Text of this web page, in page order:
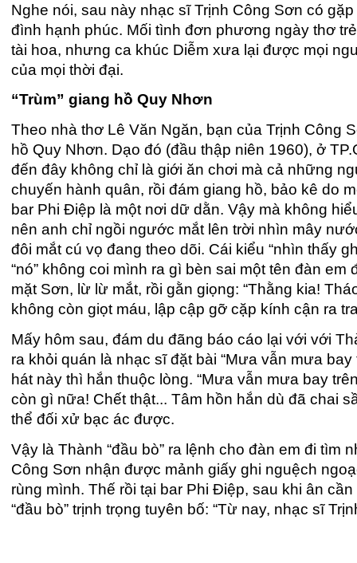
Nghe nói, sau này nhạc sĩ Trịnh Công Sơn có
đình hạnh phúc. Mối tình đơn phương ngày thơ
tài hoa, nhưng ca khúc Diễm xưa lại được mọi
của mọi thời đại.
“Trùm” giang hồ Quy Nhơn
Theo nhà thơ Lê Văn Ngăn, bạn của Trịnh Công
hồ Quy Nhơn. Dạo đó (đầu thập niên 1960), ở
đến đây không chỉ là giới ăn chơi mà cả những
chuyến hành quân, rồi đám giang hồ, bảo kê do
bar Phi Điệp là một nơi dữ dằn. Vậy mà không
nên anh chỉ ngồi ngước mắt lên trời nhìn mây
đôi mắt cú vọ đang theo dõi. Cái kiểu “nhìn thấy
“nó” không coi mình ra gì bèn sai một tên đàn
mặt Sơn, lừ lừ mắt, rồi gằn giọng: “Thằng kia!
không còn giọt máu, lập cập gỡ cặp kính cận ra
Mấy hôm sau, đám du đãng báo cáo lại với với
ra khỏi quán là nhạc sĩ đặt bài “Mưa vẫn mưa
hát này thì hắn thuộc lòng. “Mưa vẫn mưa bay
còn gì nữa! Chết thật... Tâm hồn hắn dù đã chai
thể đối xử bạc ác được.
Vậy là Thành “đầu bò” ra lệnh cho đàn em đi tìm
Công Sơn nhận được mảnh giấy ghi nguệch
rùng mình. Thế rồi tại bar Phi Điệp, sau khi ân
“đầu bò” trịnh trọng tuyên bố: “Từ nay, nhạc sĩ